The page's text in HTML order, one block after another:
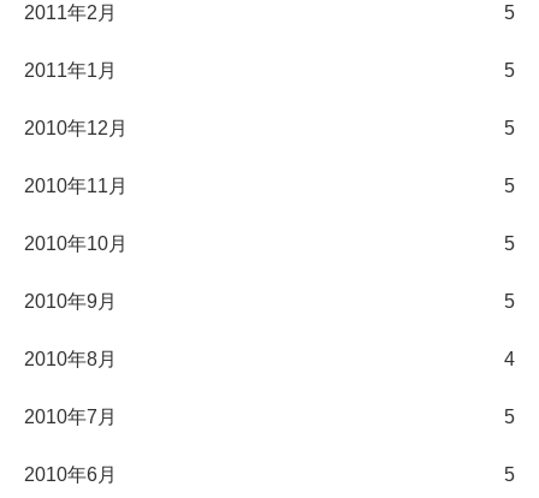
2011年2月 5
2011年1月 5
2010年12月 5
2010年11月 5
2010年10月 5
2010年9月 5
2010年8月 4
2010年7月 5
2010年6月 5